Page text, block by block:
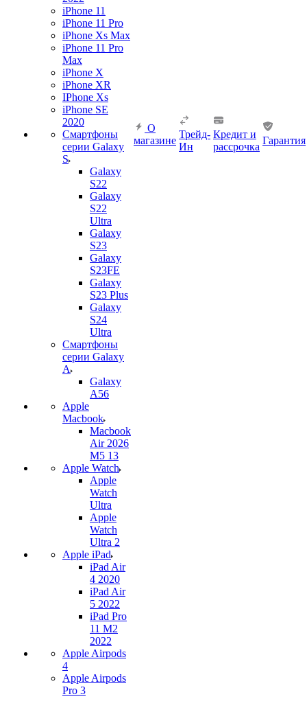
iPhone 11
iPhone 11 Pro
iPhone Xs Max
iPhone 11 Pro
Max
iPhone X
iPhone XR
IPhone Xs
iPhone SE
2020
Смартфоны
серии Galaxy
S
Galaxy
S22
Galaxy
S22
Ultra
Galaxy
S23
Galaxy
S23FE
Galaxy
S23 Plus
Galaxy
S24
Ultra
Смартфоны
серии Galaxy
A
Galaxy
A56
Apple
Macbook
Macbook
Air 2026
M5 13
Apple Watch
Apple
Watch
Ultra
Apple
Watch
Ultra 2
Apple iPad
iPad Air
4 2020
iPad Air
5 2022
iPad Pro
11 M2
2022
Apple Airpods
4
Apple Airpods
Pro 3
О
магазине
Трейд-
Ин
Кредит и
рассрочка
Гарантия